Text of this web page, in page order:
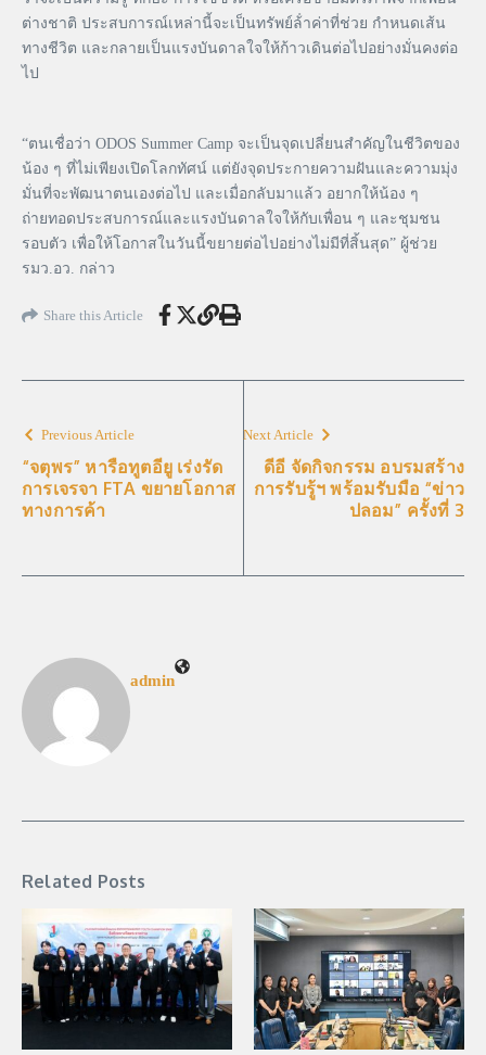
ต่างชาติ ประสบการณ์เหล่านี้จะเป็นทรัพย์ล้ําค่าที่ช่วย กําหนดเส้น
ทางชีวิต และกลายเป็นแรงบันดาลใจให้ก้าวเดินต่อไปอย่างมั่นคงต่อ
ไป
“ตนเชื่อว่า ODOS Summer Camp จะเป็นจุดเปลี่ยนสําคัญในชีวิตของ
น้อง ๆ ที่ไม่เพียงเปิดโลกทัศน์ แต่ยังจุดประกายความฝันและความมุ่ง
มั่นที่จะพัฒนาตนเองต่อไป และเมื่อกลับมาแล้ว อยากให้น้อง ๆ
ถ่ายทอดประสบการณ์และแรงบันดาลใจให้กับเพื่อน ๆ และชุมชน
รอบตัว เพื่อให้โอกาสในวันนี้ขยายต่อไปอย่างไม่มีที่สิ้นสุด” ผู้ช่วย
รมว.อว. กล่าว
Share this Article
Previous Article
“จตุพร” หารือทูตอียู เร่งรัด
การเจรจา FTA ขยายโอกาส
ทางการค้า
Next Article
ดีอี จัดกิจกรรม อบรมสร้าง
การรับรู้ฯ พร้อมรับมือ “ข่าว
ปลอม” ครั้งที่ 3
admin
Related Posts